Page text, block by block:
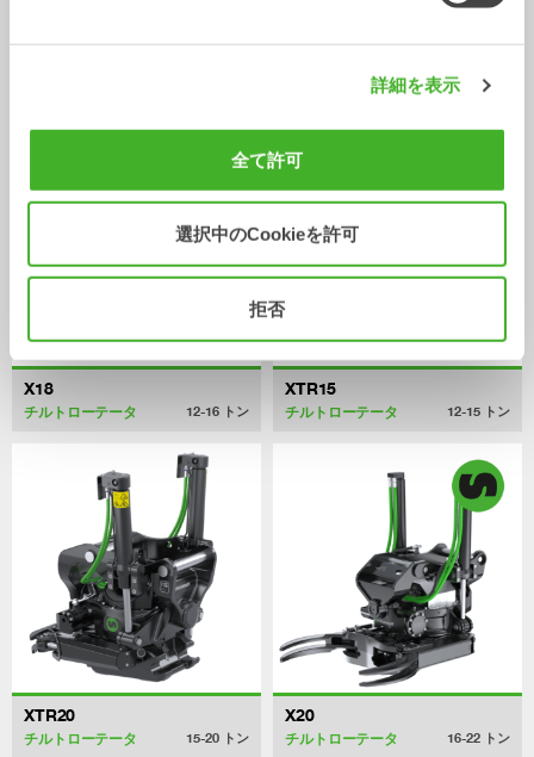
詳細を表示
全て許可
選択中のCookieを許可
拒否
チルトローテータ 10-13トン
X18
チルトローテータ 12-16 トン
XTR15
チルトローテータ 12-15 トン
XTR20
チルトローテータ 15-20 トン
X20
チルトローテータ 16-22 トン